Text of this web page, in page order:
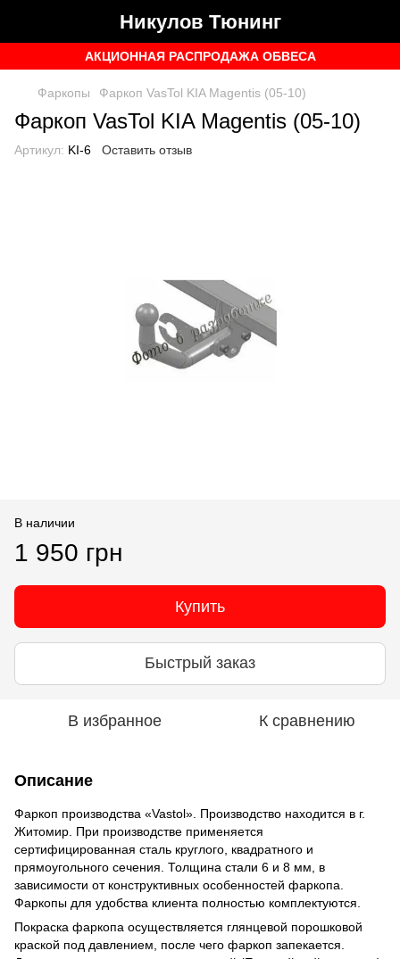
Никулов Тюнинг
АКЦИОННАЯ РАСПРОДАЖА ОБВЕСА
Фаркопы Фаркоп VasTol KIA Magentis (05-10)
Фаркоп VasTol KIA Magentis (05-10)
Артикул: KI-6 Оставить отзыв
В наличии
1 950 грн
Купить
Быстрый заказ
В избранное К сравнению
Описание
Фаркоп производства «Vastol». Производство находится в г.
Житомир. При производстве применяется
сертифицированная сталь круглого, квадратного и
прямоугольного сечения. Толщина стали 6 и 8 мм, в
зависимости от конструктивных особенностей фаркопа.
Фаркопы для удобства клиента полностью комплектуются.
Покраска фаркопа осуществляется глянцевой порошковой
краской под давлением, после чего фаркоп запекается.